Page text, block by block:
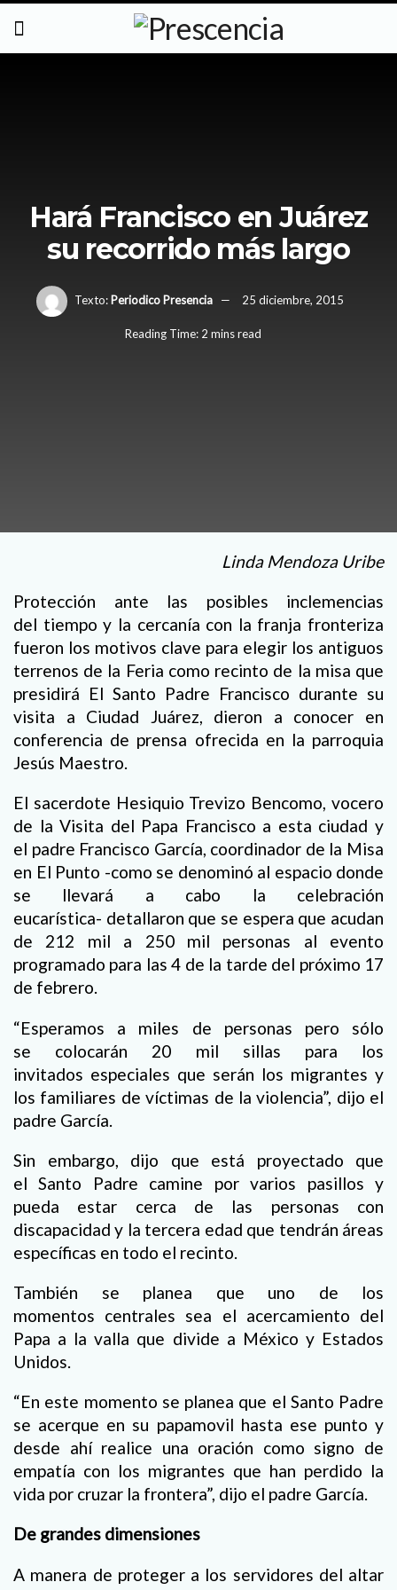
Hará Francisco en Juárez
su recorrido más largo
Texto: Periodico Presencia 25 diciembre, 2015
Reading Time: 2 mins read
Linda Mendoza Uribe
Protección ante las posibles inclemencias
del tiempo y la cercanía con la franja fronteriza
fueron los motivos clave para elegir los antiguos
terrenos de la Feria como recinto de la misa que
presidirá El Santo Padre Francisco durante su
visita a Ciudad Juárez, dieron a conocer en
conferencia de prensa ofrecida en la parroquia
Jesús Maestro.
El sacerdote Hesiquio Trevizo Bencomo, vocero
de la Visita del Papa Francisco a esta ciudad y
el padre Francisco García, coordinador de la Misa
en El Punto -como se denominó al espacio donde
se llevará a cabo la celebración
eucarística- detallaron que se espera que acudan
de 212 mil a 250 mil personas al evento
programado para las 4 de la tarde del próximo 17
de febrero.
“Esperamos a miles de personas pero sólo
se colocarán 20 mil sillas para los
invitados especiales que serán los migrantes y
los familiares de víctimas de la violencia”, dijo el
padre García.
Sin embargo, dijo que está proyectado que
el Santo Padre camine por varios pasillos y
pueda estar cerca de las personas con
discapacidad y la tercera edad que tendrán áreas
específicas en todo el recinto.
También se planea que uno de los
momentos centrales sea el acercamiento del
Papa a la valla que divide a México y Estados
Unidos.
“En este momento se planea que el Santo Padre
se acerque en su papamovil hasta ese punto y
desde ahí realice una oración como signo de
empatía con los migrantes que han perdido la
vida por cruzar la frontera”, dijo el padre García.
De grandes dimensiones
A manera de proteger a los servidores del altar